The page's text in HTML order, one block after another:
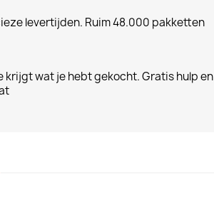
levertijden. Ruim 48.000 pakketten
krijgt wat je hebt gekocht. Gratis hulp en